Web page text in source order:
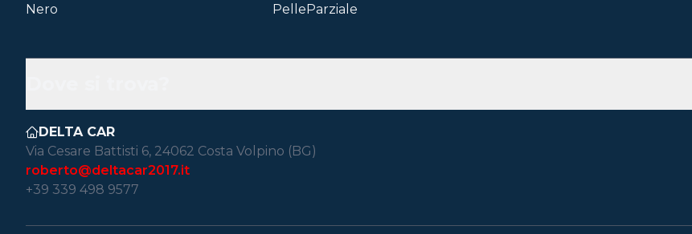
Nero PelleParziale
DELTA CAR
Via Cesare Battisti 6, 24062 Costa Volpino (BG)
roberto@deltacar2017.it
+39 339 498 9577